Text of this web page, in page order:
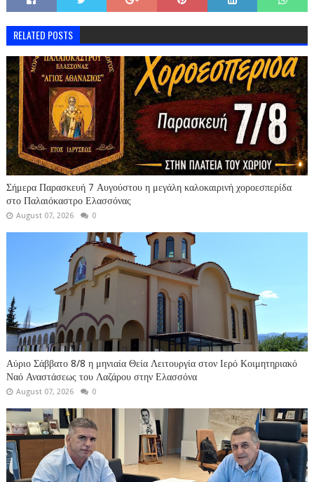
RELATED POSTS
Σήμερα Παρασκευή 7 Αυγούστου η μεγάλη καλοκαιρινή χοροεσπερίδα
στο Παλαιόκαστρο Ελασσόνας
August 07, 2026 0
Αύριο Σάββατο 8/8 η μηνιαία Θεία Λειτουργία στον Ιερό Κοιμητηριακό
Ναό Αναστάσεως του Λαζάρου στην Ελασσόνα
August 07, 2026 0